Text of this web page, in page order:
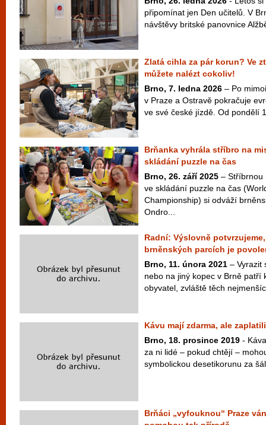
připomínat jen Den učitelů. V
návštěvy britské panovnice
Zlatá cihla za pár korun? Ve
můžete nalézt cokoliv!
Brno, 7. ledna 2026 – Po
v Praze a Ostravě pokračuje
ve své české jízdě. Od pondělí
Brňanka vyhrála stříbro na
skládání puzzle na čas
Brno, 26. září 2025 – Stříbrnou
ve skládání puzzle na čas
Championship) si odváží
Ondro...
Radní: Výslovně
brněnských parcích je
Brno, 11. února 2021 – Vyrazit
nebo na jiný kopec v Brně patří
obyvatel, zvláště těch
Kávu mají zdarma, ale
Brno, 18. prosince 2019 -
za ni lidé – pokud chtějí –
symbolickou desetikorunu za
Brňáci „vyfouknou“ Praze